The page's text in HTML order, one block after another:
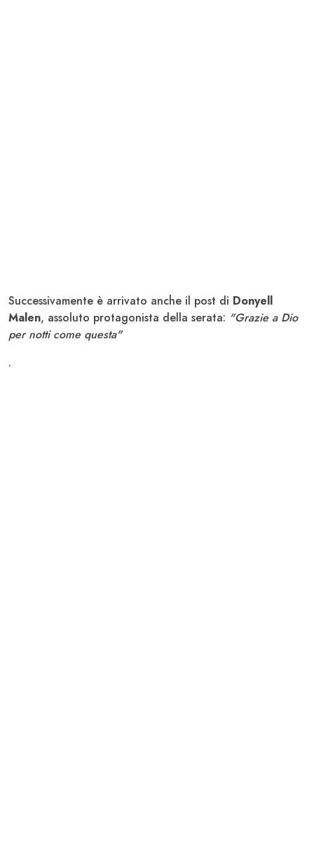
Successivamente è arrivato anche il post di Donyell
Malen, assoluto protagonista della serata: "Grazie a Dio
per notti come questa"
.